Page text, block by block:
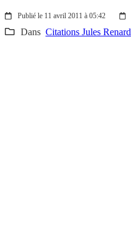
Publié le 11 avril 2011 à 05:42
Dans Citations Jules Renard